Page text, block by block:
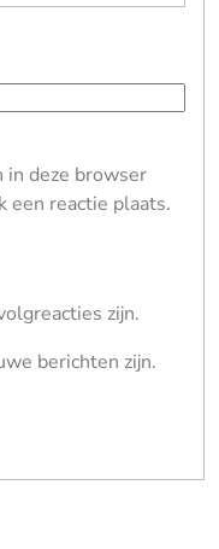
in deze browser
een reactie plaats.
zijn.
berichten zijn.